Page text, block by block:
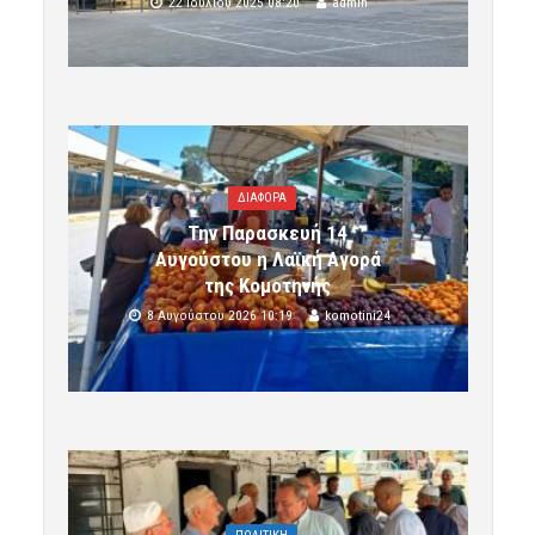
ΔΙΑΦΟΡΑ
Την Παρασκευή 14
Αυγούστου η Λαϊκή Αγορά
της Κομοτηνής
8 Αυγούστου 2026 10:19 komotini24